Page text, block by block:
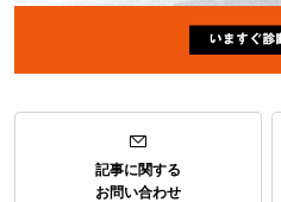
記事に関する
お問い合わせ